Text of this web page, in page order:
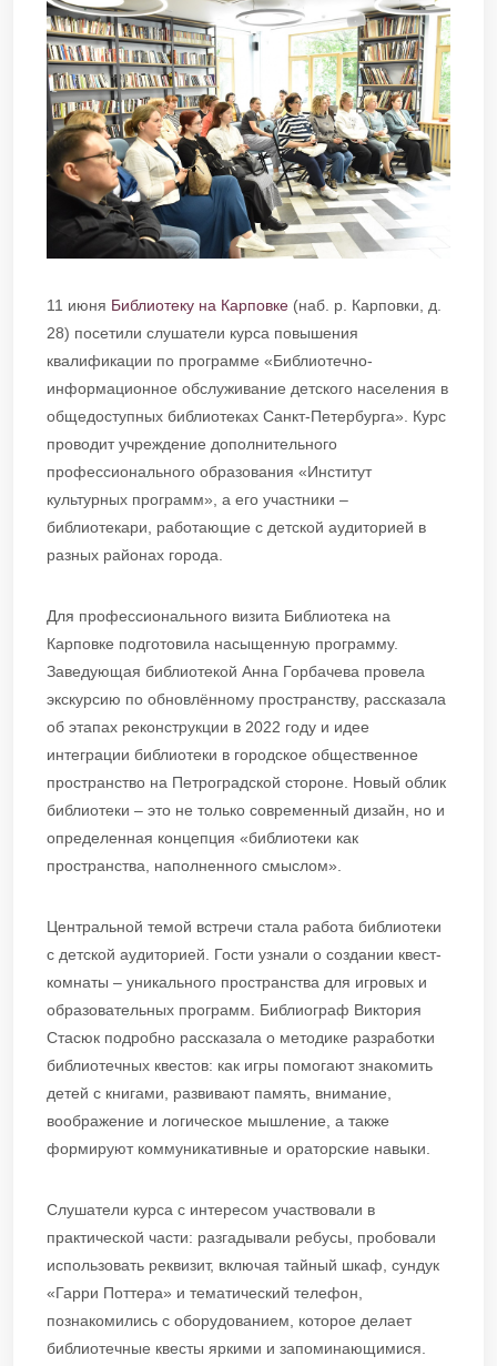
11 июня Библиотеку на Карповке (наб. р. Карповки, д.
28) посетили слушатели курса повышения
квалификации по программе «Библиотечно-
информационное обслуживание детского населения в
общедоступных библиотеках Санкт-Петербурга». Курс
проводит учреждение дополнительного
профессионального образования «Институт
культурных программ», а его участники –
библиотекари, работающие с детской аудиторией в
разных районах города.
Для профессионального визита Библиотека на
Карповке подготовила насыщенную программу.
Заведующая библиотекой Анна Горбачева провела
экскурсию по обновлённому пространству, рассказала
об этапах реконструкции в 2022 году и идее
интеграции библиотеки в городское общественное
пространство на Петроградской стороне. Новый облик
библиотеки – это не только современный дизайн, но и
определенная концепция «библиотеки как
пространства, наполненного смыслом».
Центральной темой встречи стала работа библиотеки
с детской аудиторией. Гости узнали о создании квест-
комнаты – уникального пространства для игровых и
образовательных программ. Библиограф Виктория
Стасюк подробно рассказала о методике разработки
библиотечных квестов: как игры помогают знакомить
детей с книгами, развивают память, внимание,
воображение и логическое мышление, а также
формируют коммуникативные и ораторские навыки.
Слушатели курса с интересом участвовали в
практической части: разгадывали ребусы, пробовали
использовать реквизит, включая тайный шкаф, сундук
«Гарри Поттера» и тематический телефон,
познакомились с оборудованием, которое делает
библиотечные квесты яркими и запоминающимися.